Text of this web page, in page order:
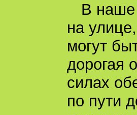
В наше
на
могут
дорогая
силах
по пути